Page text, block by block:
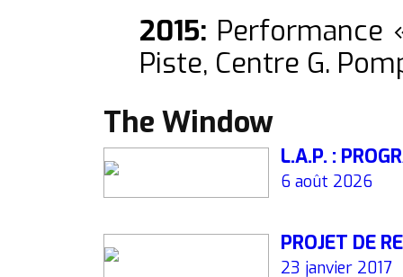
2015: Performance
Piste, Centre G.
The Window
L.A.P. :
6 août 2026
PROJET DE
23 janvier 2017